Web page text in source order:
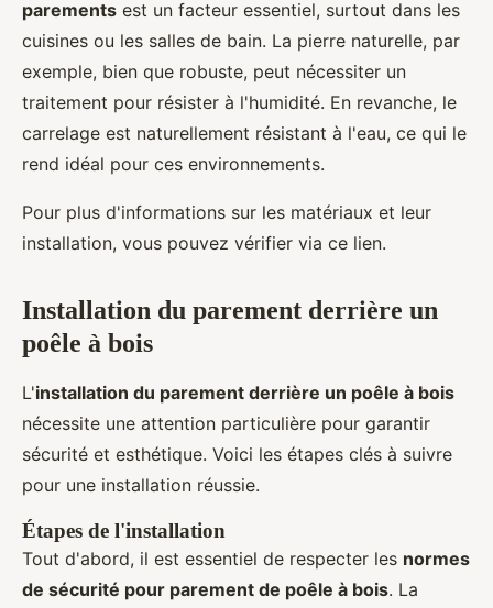
parements est un facteur essentiel, surtout dans les
cuisines ou les salles de bain. La pierre naturelle, par
exemple, bien que robuste, peut nécessiter un
traitement pour résister à l'humidité. En revanche, le
carrelage est naturellement résistant à l'eau, ce qui le
rend idéal pour ces environnements.
Pour plus d'informations sur les matériaux et leur
installation, vous pouvez vérifier via ce lien.
Installation du parement derrière un
poêle à bois
L'installation du parement derrière un poêle à bois
nécessite une attention particulière pour garantir
sécurité et esthétique. Voici les étapes clés à suivre
pour une installation réussie.
Étapes de l'installation
Tout d'abord, il est essentiel de respecter les normes
de sécurité pour parement de poêle à bois. La